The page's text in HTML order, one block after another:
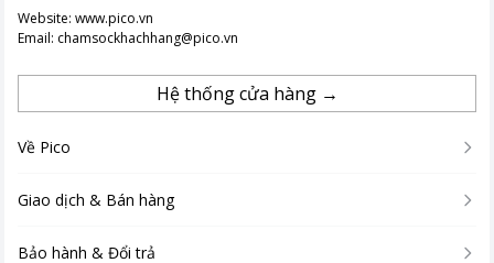
căn phòng được làm lạnh nhanh chóng để tận hưởng cảm giác
mát lạnh tức thì.
Điều hòa LG V18WIN1N có công suất hoạt động 2HP, phù hợp
sử dụng cho căn phòng có diện tích từ 20 - 30m².
Website: www.pico.vn
Email: chamsockhachhang@pico.vn
Hệ thống cửa hàng →
Về Pico
Giao dịch & Bán hàng
Bảo hành & Đổi trả